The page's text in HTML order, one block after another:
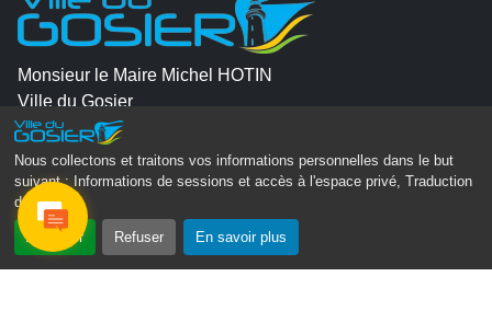
Nous collectons et traitons vos informations personnelles dans le but
suivant :
Informations de sessions et accès à l'espace privé, Traduction
des pages .
Accepter Refuser En savoir plus
Monsieur le Maire Michel HOTIN
Ville du Gosier
67, Boulevard du Général de Gaulle
97190 Le Gosier
Tél.05 90 84 86 86
Envoyer un email
Contacter la P.R.A.D.A